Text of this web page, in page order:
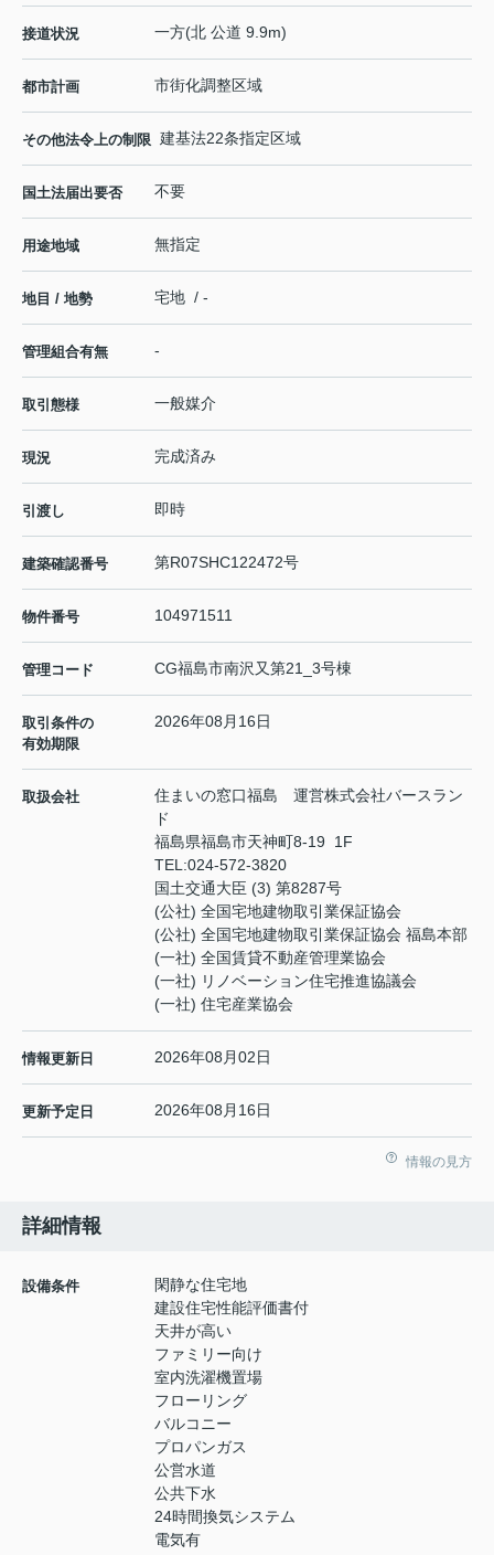
接道状況 一方(北 公道 9.9m)
都市計画 市街化調整区域
その他法令上の制限 建基法22条指定区域
国土法届出要否 不要
用途地域 無指定
地目 / 地勢 宅地 / -
管理組合有無 -
取引態様 一般媒介
現況 完成済み
引渡し 即時
建築確認番号 第R07SHC122472号
物件番号 104971511
管理コード CG福島市南沢又第21_3号棟
取引条件の
有効期限
2026年08月16日
取扱会社
住まいの窓口福島 運営株式会社バースラン
ド
福島県福島市天神町8-19 1F
TEL:024-572-3820
国土交通大臣 (3) 第8287号
(公社) 全国宅地建物取引業保証協会
(公社) 全国宅地建物取引業保証協会 福島本部
(一社) 全国賃貸不動産管理業協会
(一社) リノベーション住宅推進協議会
(一社) 住宅産業協会
情報更新日 2026年08月02日
更新予定日 2026年08月16日
情報の見方
詳細情報
設備条件
閑静な住宅地
建設住宅性能評価書付
天井が高い
ファミリー向け
室内洗濯機置場
フローリング
バルコニー
プロパンガス
公営水道
公共下水
24時間換気システム
電気有